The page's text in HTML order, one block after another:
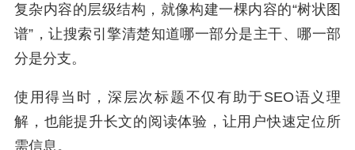
复杂内容的层级结构，就像构建一棵内容的“树状图
谱”，让搜索引擎清楚知道哪一部分是主干、哪一部
分是分支。
使用得当时，深层次标题不仅有助于SEO语义理
解，也能提升长文的阅读体验，让用户快速定位所
需信息。